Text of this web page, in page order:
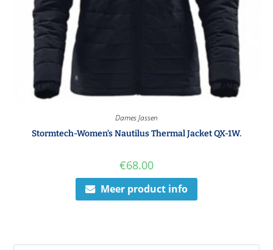
Dames Jassen
Stormtech-Women’s Nautilus Thermal Jacket QX-1W.
€68.00
Meer product info